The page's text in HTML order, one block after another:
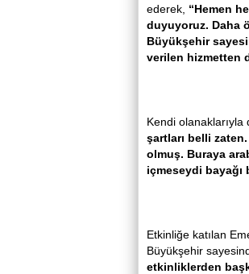
ederek, “Hemen
duyuyoruz. Daha
Büyükşehir
verilen hizmetten
Kendi olanaklarıyla
şartları belli
olmuş. Buraya
içmeseydi
Etkinliğe katılan
Büyükşehir
etkinliklerden